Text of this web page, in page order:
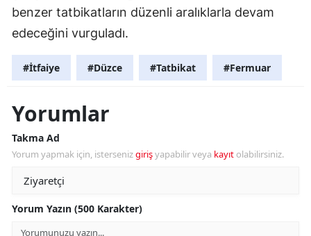
benzer tatbikatların düzenli aralıklarla devam
edeceğini vurguladı.
#İtfaiye #Düzce #Tatbikat #Fermuar
Yorumlar
Takma Ad
Yorum yapmak için, istersenizgirişyapabilir veya kayıt olabilirsiniz.
Yorum Yazın (500 Karakter)